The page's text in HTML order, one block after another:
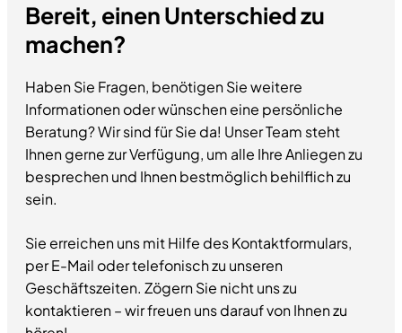
Bereit, einen Unterschied zu
machen?
Haben Sie Fragen, benötigen Sie weitere
Informationen oder wünschen eine persönliche
Beratung? Wir sind für Sie da! Unser Team steht
Ihnen gerne zur Verfügung, um alle Ihre Anliegen zu
besprechen und Ihnen bestmöglich behilflich zu
sein.
Sie erreichen uns mit Hilfe des Kontaktformulars,
per E-Mail oder telefonisch zu unseren
Geschäftszeiten. Zögern Sie nicht uns zu
kontaktieren – wir freuen uns darauf von Ihnen zu